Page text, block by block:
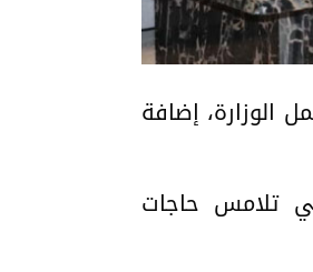
الوزارة، إضافة
تلامس حاجات